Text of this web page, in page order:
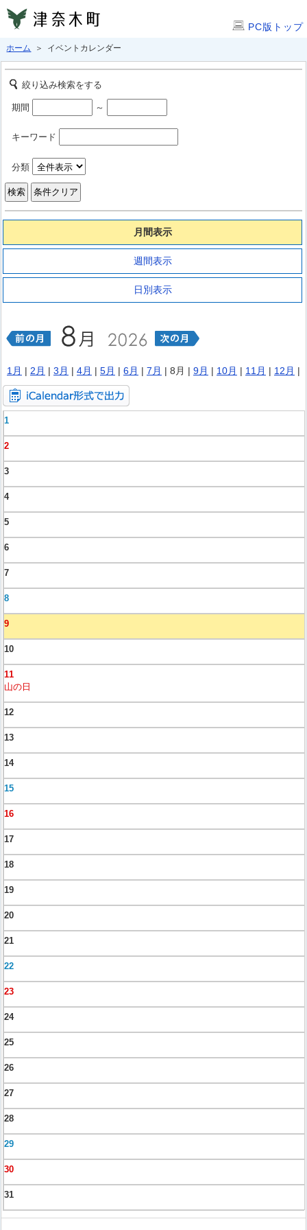
PC版トップ
ホーム ＞ イベントカレンダー
絞り込み検索をする
期間 ～
キーワード
分類
月間表示
週間表示
日別表示
1月 | 2月 | 3月 | 4月 | 5月 | 6月 | 7月 | 8月 | 9月 | 10月 | 11月 | 12月 |
1
2
3
4
5
6
7
8
9
10
11
山の日
12
13
14
15
16
17
18
19
20
21
22
23
24
25
26
27
28
29
30
31